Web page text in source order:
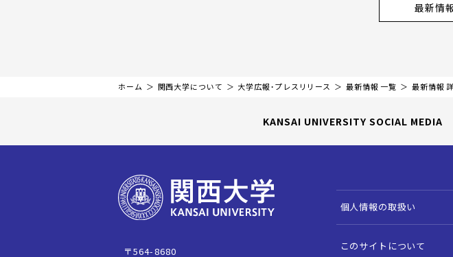
最新情
ホーム 関西大学について 大学広報・プレスリリース 最新情報 一覧 最新情報
KANSAI UNIVERSITY SOCIAL MEDIA
個人情報の取扱い
このサイトについて
〒564-8680